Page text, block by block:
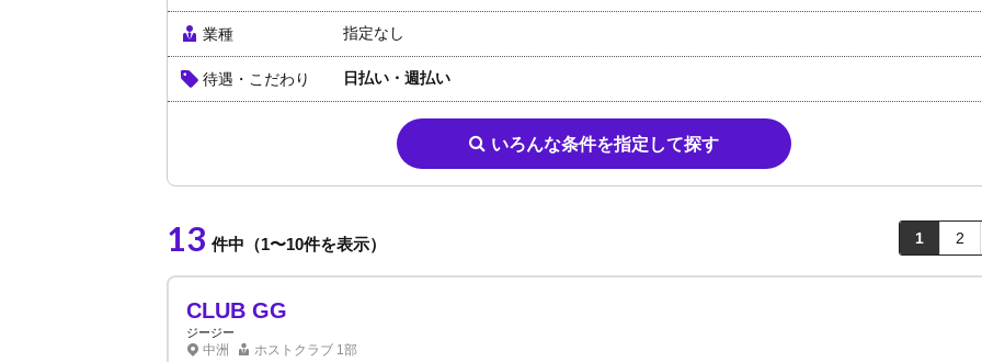
業種 指定なし
待遇・こだわり 日払い・週払い
いろんな条件を指定して探す
13 件中（1〜10件を表示） 1 2
CLUB GG
ジージー
中洲 ホストクラブ 1部